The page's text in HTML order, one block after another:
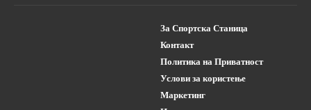
За Спортска Станица
Контакт
Политика на Приватност
Услови за користење
Маркетинг